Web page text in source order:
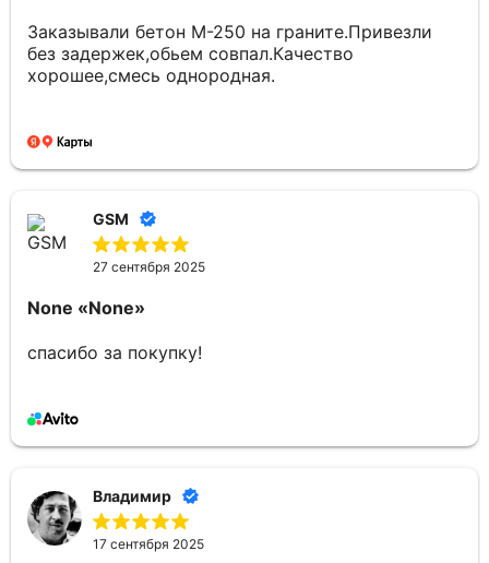
Заказывали бетон М-250 на граните.Привезли
без задержек,обьем совпал.Качество
хорошее,смесь однородная.
GSM
27 сентября 2025
None «None»
спасибо за покупку!
Владимир
17 сентября 2025